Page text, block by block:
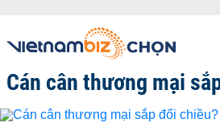
Cán cân thương mại